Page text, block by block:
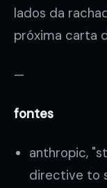
lados da
próxima carta
—
fontes
anthropic,
directive to